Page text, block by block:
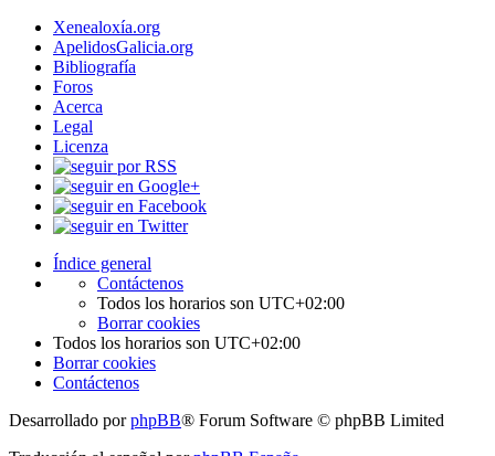
Xenealoxía.org
ApelidosGalicia.org
Bibliografía
Foros
Acerca
Legal
Licenza
Índice general
Contáctenos
Todos los horarios son UTC+02:00
Borrar cookies
Todos los horarios son UTC+02:00
Borrar cookies
Contáctenos
Desarrollado porphpBB® Forum Software © phpBB Limited